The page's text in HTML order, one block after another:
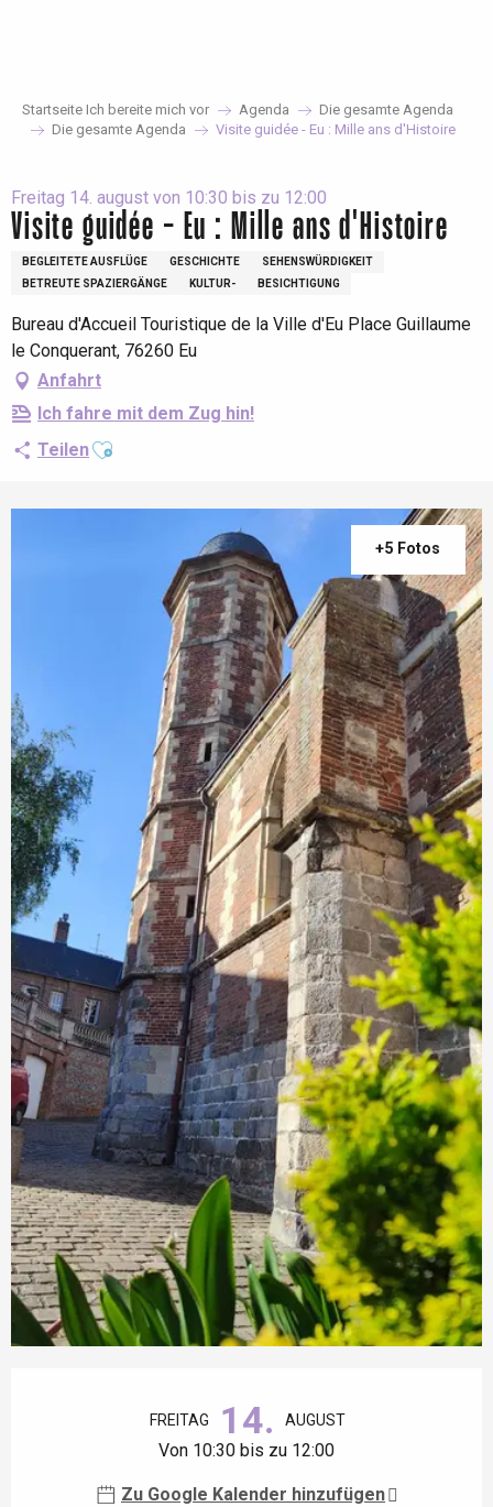
Startseite Ich bereite mich vor Agenda
Die gesamte Agenda
Die gesamte Agenda
Visite guidée - Eu : Mille ans d'Histoire
Freitag 14. august von 10:30 bis zu 12:00
Visite guidée - Eu : Mille ans d'Histoire
BEGLEITETE AUSFLÜGE GESCHICHTE
SEHENSWÜRDIGKEIT
BETREUTE SPAZIERGÄNGE
KULTUR- BESICHTIGUNG
Bureau d'Accueil Touristique de la Ville d'Eu Place Guillaume
le Conquerant, 76260 Eu
Anfahrt
Ich fahre mit dem Zug hin!
TeilenAjouter aux favoris
+5 Fotos
FREITAG 14. AUGUST
Von 10:30 bis zu 12:00
Zu Google Kalender hinzufügen